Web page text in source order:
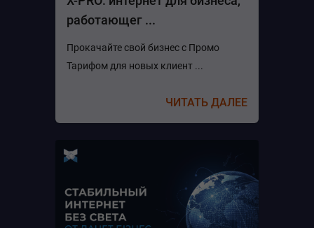
работающег ...
Прокачайте свой бизнес с Промо
Тарифом для новых клиент ...
ЧИТАТЬ ДАЛЕЕ